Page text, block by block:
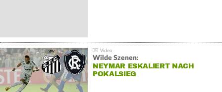
Wilde Szenen:
NEYMAR ESKALIERT NACH
POKALSIEG